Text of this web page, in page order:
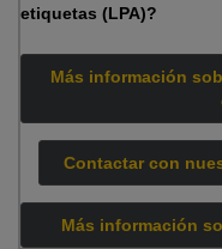
etiquetas (LPA)?
Más información
Contactar con
Más información